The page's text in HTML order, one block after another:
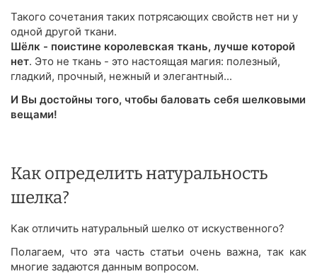
Такого сочетания таких потрясающих свойств нет ни у
одной другой ткани.
Шёлк - поистине королевская ткань, лучше которой
нет. Это не ткань - это настоящая магия: полезный,
гладкий, прочный, нежный и элегантный...
И Вы достойны того, чтобы баловать себя шелковыми
вещами!
Как определить натуральность
шелка?
Как отличить натуральный шелко от искуственного?
Полагаем, что эта часть статьи очень важна, так как
многие задаются данным вопросом.